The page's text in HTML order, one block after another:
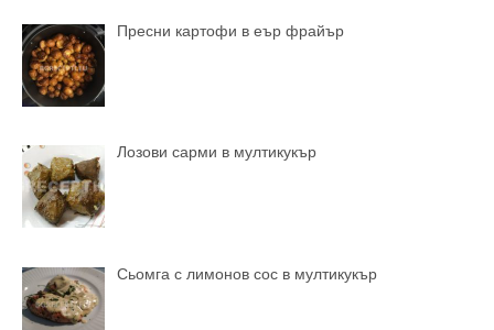
Пресни картофи в еър фрайър
Лозови сарми в мултикукър
Сьомга с лимонов сос в мултикукър